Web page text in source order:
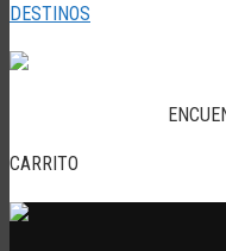
DESTINOS
CARRITO